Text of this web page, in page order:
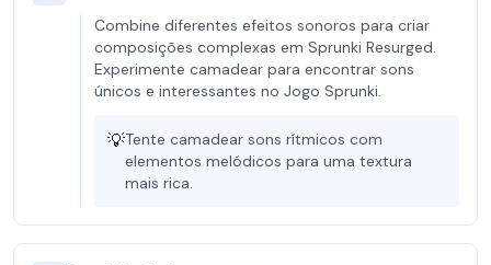
Combine diferentes efeitos sonoros para criar
composições complexas em Sprunki Resurged.
Experimente camadear para encontrar sons
únicos e interessantes no Jogo Sprunki.
💡Tente camadear sons rítmicos com
elementos melódicos para uma textura
mais rica.